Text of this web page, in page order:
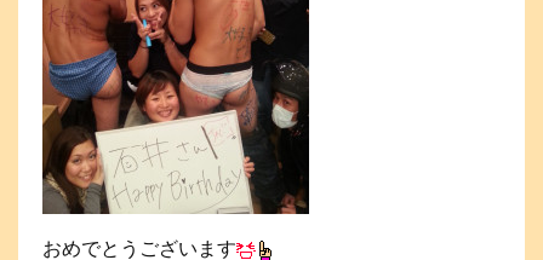
おめでとうございます